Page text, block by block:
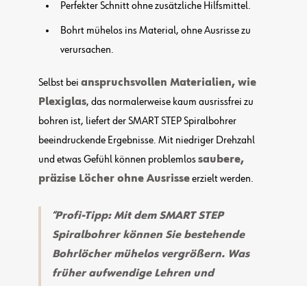
Perfekter Schnitt ohne zusätzliche Hilfsmittel.
Bohrt mühelos ins Material, ohne Ausrisse zu
verursachen.
Selbst bei anspruchsvollen Materialien, wie
Plexiglas, das normalerweise kaum ausrissfrei zu
bohren ist, liefert der SMART STEP Spiralbohrer
beeindruckende Ergebnisse. Mit niedriger Drehzahl
und etwas Gefühl können problemlossaubere,
präzise Löcher ohne Ausrisseerzielt werden.
Profi-Tipp: Mit dem SMART STEP
Spiralbohrer können Sie bestehende
Bohrlöcher mühelos vergrößern. Was
früher aufwendige Lehren und